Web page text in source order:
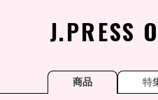
J.PRESS
商品 特